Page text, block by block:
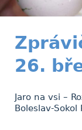
26.
Jaro na vsi –
Boleslav-Sokol